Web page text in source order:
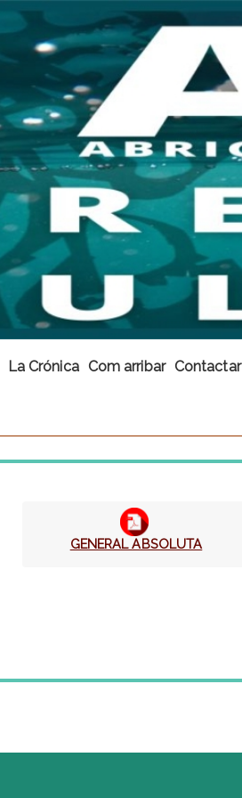
La Crónica Com arribar Contactar
GENERAL ABSOLUTA